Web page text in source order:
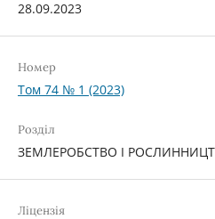
28.09.2023
Номер
Том 74 № 1 (2023)
Розділ
ЗЕМЛЕРОБСТВО І
Ліцензія